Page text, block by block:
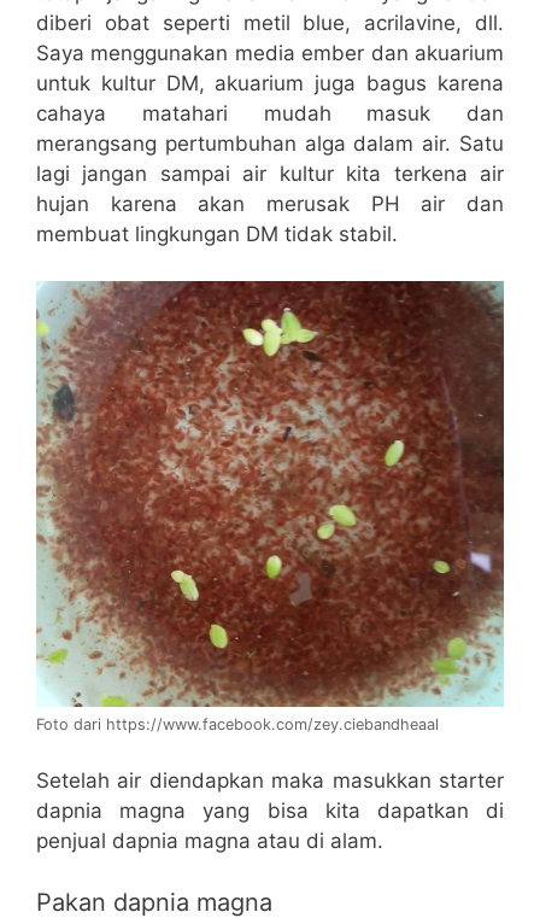
diberi obat seperti metil blue, acrilavine, dll.
Saya menggunakan media ember dan akuarium
untuk kultur DM, akuarium juga bagus karena
cahaya matahari mudah masuk dan
merangsang pertumbuhan alga dalam air. Satu
lagi jangan sampai air kultur kita terkena air
hujan karena akan merusak PH air dan
membuat lingkungan DM tidak stabil.
Foto dari https://www.facebook.com/zey.ciebandheaal
Setelah air diendapkan maka masukkan starter
dapnia magna yang bisa kita dapatkan di
penjual dapnia magna atau di alam.
Pakan dapnia magna